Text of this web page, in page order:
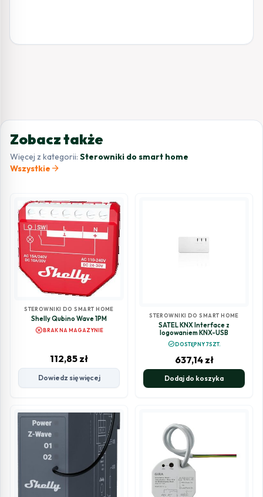
Zobacz także
Więcej z kategorii: Sterowniki do smart home
Wszystkie arrow_forward
STEROWNIKI DO SMART HOME
Shelly Qubino Wave 1PM
cancelBRAK NA MAGAZYNIE
112,85 zł
Dowiedz się więcej
STEROWNIKI DO SMART HOME
SATEL KNX Interface z
logowaniem KNX-USB
check_circleDOSTĘPNY 7SZT.
637,14 zł
Dodaj do koszyka